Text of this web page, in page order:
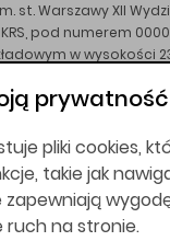
st. Warszawy XII
pod numerem
w wysokości
na podstawie
na niniejszej
mających miejsce
pobytu w Stanach
prywatność
pliki cookies,
takie jak
ruch na stronie.